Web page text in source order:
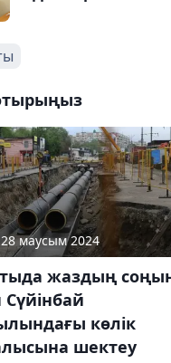
маусым 2024
жаздың
Сүйінбай
көлік
шектеу